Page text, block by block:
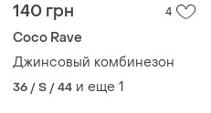
140 грн 4
Coco Rave
Джинсовый комбинезон
36 / S / 44 и еще 1